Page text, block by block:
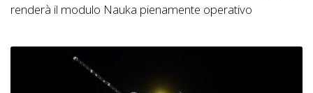
renderà il modulo Nauka pienamente operativo